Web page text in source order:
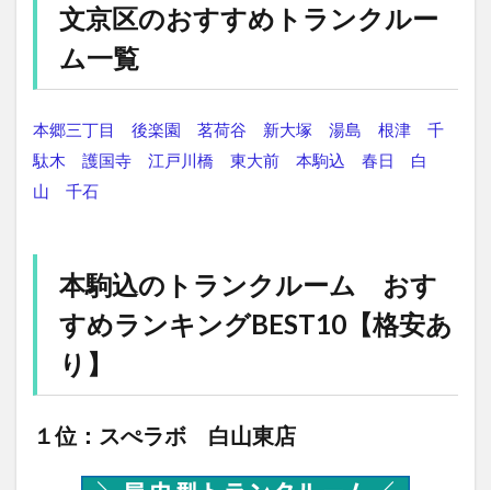
文京区のおすすめトランクルー
ム一覧
本郷三丁目 後楽園 茗荷谷 新大塚 湯島 根津
千
駄木
護国寺 江戸川橋 東大前 本駒込 春日
白
山
千石
本駒込のトランクルーム おす
すめランキングBEST10【格安あ
り】
１位：スぺラボ 白山東店